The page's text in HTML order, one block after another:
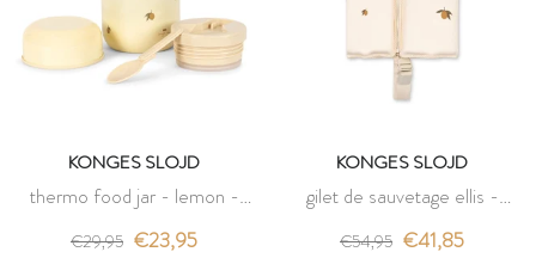
KONGES SLOJD
thermo food jar - lemon -
konges slojd
€29,95 €23,95
KONGES SLOJD
gilet de sauvetage ellis -
lemon - konges slojd
€54,95 €41,85